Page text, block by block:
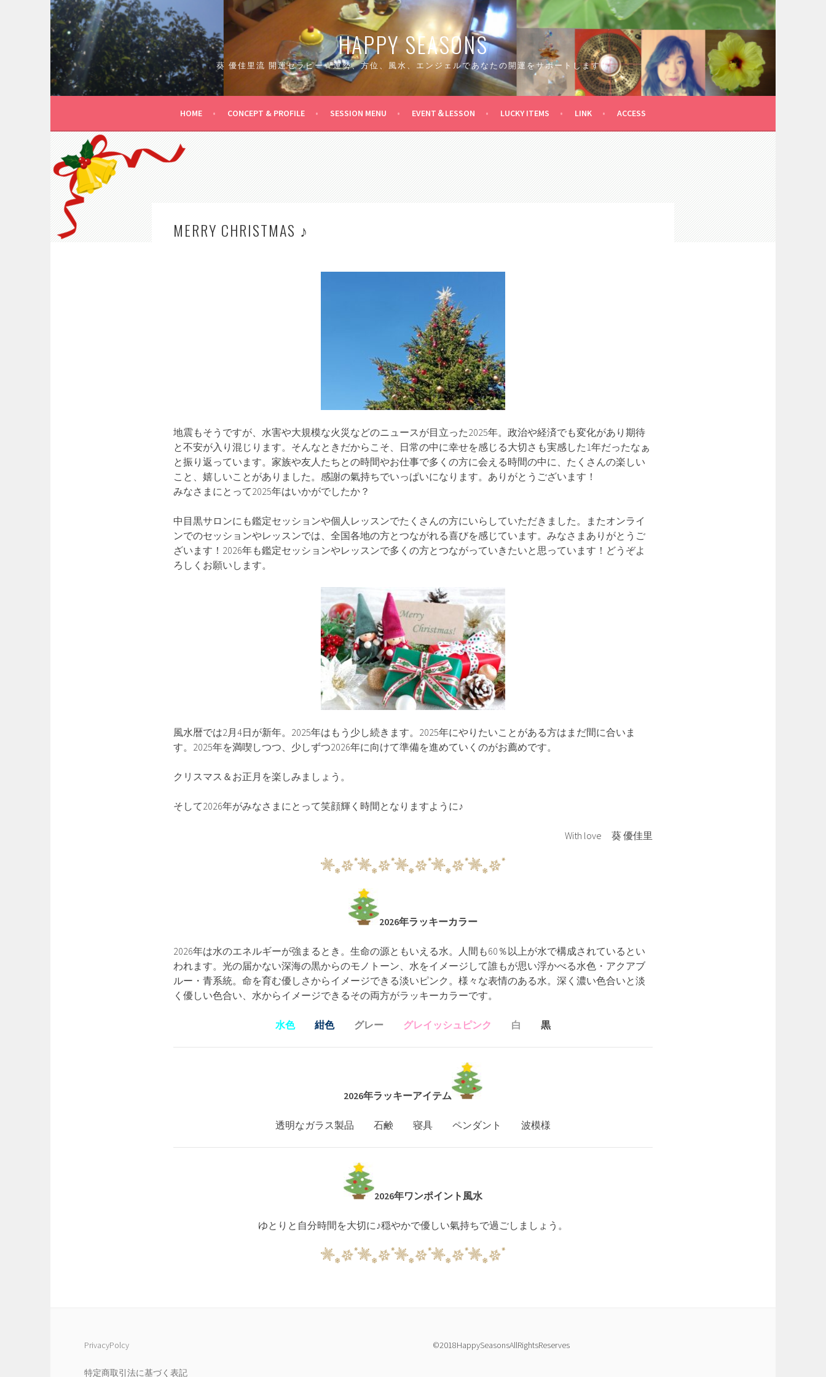
コ
ン
テ
ン
ツ
へ
ス
HAPPY SEASONS
葵 優佳里流 開運セラピー☆運勢、方位、風水、エンジェルであなたの開運をサポートします！
HOME CONCEPT & PROFILE SESSION MENU EVENT＆LESSON LUCKY ITEMS LINK ACCESS
MERRY CHRISTMAS ♪
地震もそうですが、水害や大規模な火災などのニュースが目立った2025年。政治や経済でも変化があり期待
と不安が入り混じります。そんなときだからこそ、日常の中に幸せを感じる大切さも実感した1年だったなぁ
と振り返っています。家族や友人たちとの時間やお仕事で多くの方に会える時間の中に、たくさんの楽しい
こと、嬉しいことがありました。感謝の氣持ちでいっぱいになります。ありがとうございます！
みなさまにとって2025年はいかがでしたか？
中目黒サロンにも鑑定セッションや個人レッスンでたくさんの方にいらしていただきました。またオンライ
ンでのセッションやレッスンでは、全国各地の方とつながれる喜びを感じています。みなさまありがとうご
ざいます！2026年も鑑定セッションやレッスンで多くの方とつながっていきたいと思っています！どうぞよ
ろしくお願いします。
風水暦では2月4日が新年。2025年はもう少し続きます。2025年にやりたいことがある方はまだ間に合いま
す。2025年を満喫しつつ、少しずつ2026年に向けて準備を進めていくのがお薦めです。
クリスマス＆お正月を楽しみましょう。
そして2026年がみなさまにとって笑顔輝く時間となりますように♪
With love 葵 優佳里
2026年ラッキーカラー
2026年は水のエネルギーが強まるとき。生命の源ともいえる水。人間も60％以上が水で構成されているとい
われます。光の届かない深海の黒からのモノトーン、水をイメージして誰もが思い浮かべる水色・アクアブ
ルー・青系統。命を育む優しさからイメージできる淡いピンク。様々な表情のある水。深く濃い色合いと淡
く優しい色合い、水からイメージできるその両方がラッキーカラーです。
水色 紺色 グレー グレイッシュピンク 白 黒
2026年ラッキーアイテム
透明なガラス製品 石鹸 寝具 ペンダント 波模様
2026年ワンポイント風水
ゆとりと自分時間を大切に♪穏やかで優しい氣持ちで過ごしましょう。
PrivacyPolcy
特定商取引法に基づく表記
©2018HappySeasonsAllRightsReserves